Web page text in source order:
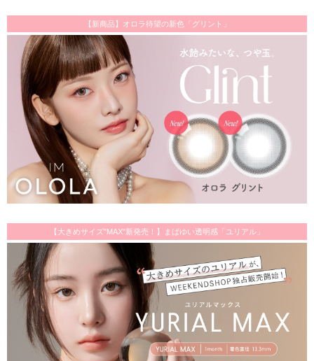
【新商品】オロラ待望の新色「グリント」
【大きめサイズ"MAX"新発売！】まばゆい透明感「ユリアル」